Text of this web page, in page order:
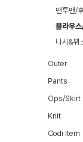
맨투맨/
블라우
나시&뷔
Outer
Pants
Ops/Skirt
Knit
Codi Item